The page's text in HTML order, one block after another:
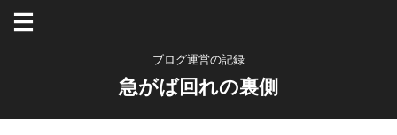
ブログ運営の記録
急がば回れの裏側